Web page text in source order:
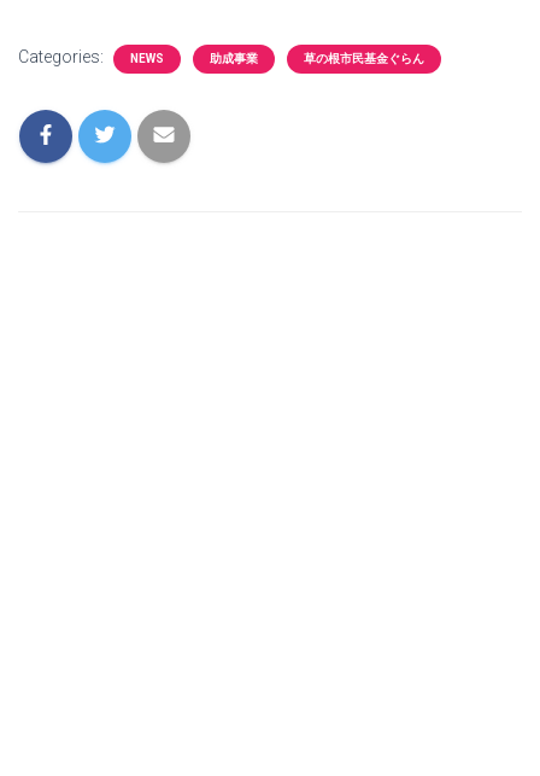
Categories: NEWS 助成事業 草の根市民基金ぐらん